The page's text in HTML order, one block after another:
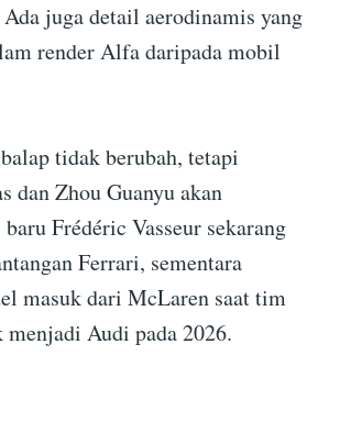
juga detail aerodinamis yang
render Alfa daripada mobil
tidak berubah, tetapi
dan Zhou Guanyu akan
Frédéric Vasseur sekarang
Ferrari, sementara
masuk dari McLaren saat tim
menjadi Audi pada 2026.